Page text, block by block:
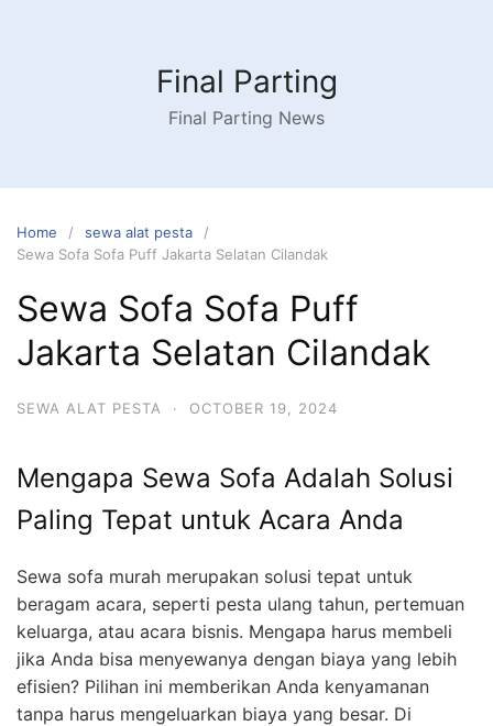
Final Parting
Final Parting News
Home
sewa alat pesta
Sewa Sofa Sofa Puff Jakarta Selatan Cilandak
Sewa Sofa Sofa Puff
Jakarta Selatan Cilandak
SEWA ALAT PESTA · OCTOBER 19, 2024
Mengapa Sewa Sofa Adalah Solusi
Paling Tepat untuk Acara Anda
Sewa sofa murah merupakan solusi tepat untuk
beragam acara, seperti pesta ulang tahun, pertemuan
keluarga, atau acara bisnis. Mengapa harus membeli
jika Anda bisa menyewanya dengan biaya yang lebih
efisien? Pilihan ini memberikan Anda kenyamanan
tanpa harus mengeluarkan biaya yang besar. Di